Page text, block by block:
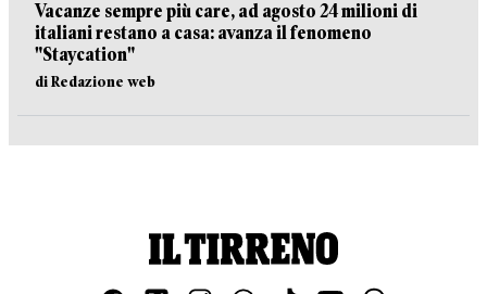
Vacanze sempre più care, ad agosto 24 milioni di
italiani restano a casa: avanza il fenomeno
"Staycation"
di Redazione web